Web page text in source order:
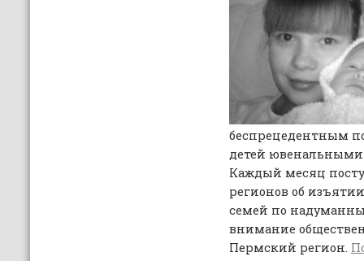
беспрецедентным
детей ювенальными
Каждый месяц
регионов об
семей по
внимание
Пермский регион.